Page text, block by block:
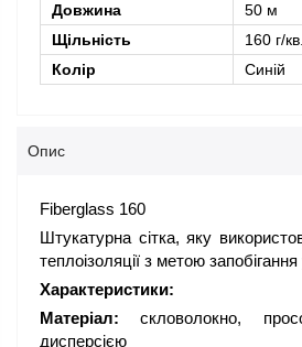
Довжина
50 м
Щільність
160 г/
Колір
Синій
Опис
Fiberglass 160
Штукатурна сітка, яку
теплоізоляції з метою
Характеристики:
Матеріал:скловолокно,
дисперсією